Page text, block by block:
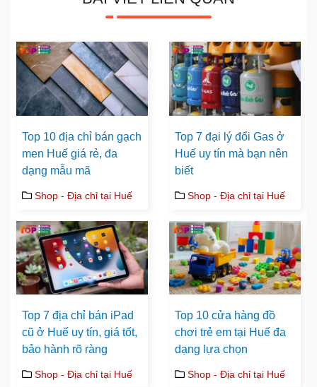
Top 10 địa chỉ bán gạch
men Huế giá rẻ, đa
dạng mẫu mã
Shop - Địa chỉ tại Huế
Top 7 đại lý đổi Gas ở
Huế uy tín mà bạn nên
biết
Shop - Địa chỉ tại Huế
Top 7 địa chỉ bán iPad
cũ ở Huế uy tín, giá tốt,
bảo hành rõ ràng
Shop - Địa chỉ tại Huế
Top 10 cửa hàng đồ
chơi trẻ em tại Huế đa
dạng lựa chọn
Shop - Địa chỉ tại Huế